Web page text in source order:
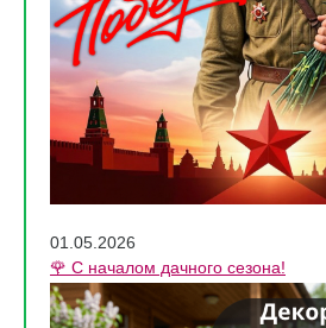
01.05.2026
🌹 С началом дачного сезона!